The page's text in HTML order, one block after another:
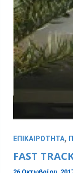
ΕΠΙΚΑΙΡΟΤΗΤΑ,
FAST